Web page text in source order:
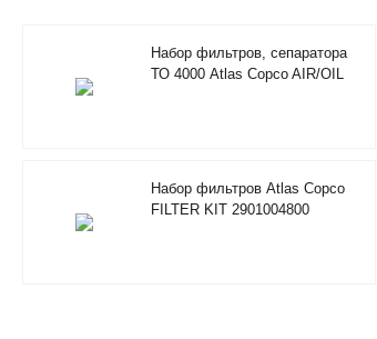
Набор фильтров, сепаратора
ТО 4000 Atlas Copco AIR/OIL
Набор фильтров Atlas Copco
FILTER KIT 2901004800